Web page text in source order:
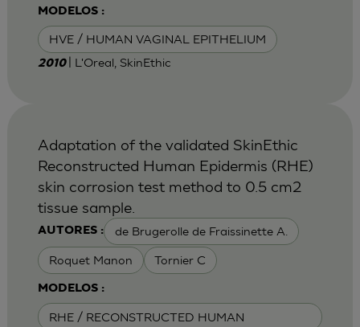
MODELOS :
HVE / HUMAN VAGINAL EPITHELIUM
2010 | L'Oreal, SkinEthic
AUTORES : de Brugerolle de Fraissinette A.
Roquet Manon Tornier C
MODELOS :
RHE / RECONSTRUCTED HUMAN
Adaptation of the validated SkinEthic
Reconstructed Human Epidermis (RHE)
skin corrosion test method to 0.5 cm2
tissue sample.